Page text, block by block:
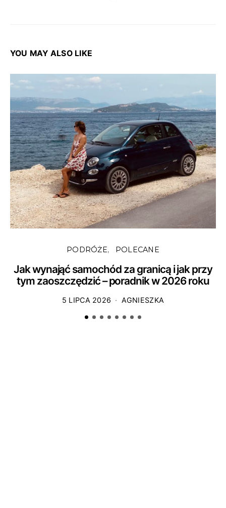
YOU MAY ALSO LIKE
PODRÓŻE POLECANE
Jak wynająć samochód za granicą i jak przy
tym zaoszczędzić – poradnik w 2026 roku
5 LIPCA 2026 AGNIESZKA